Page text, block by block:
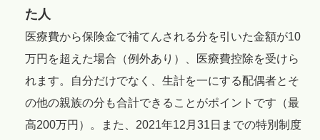
た人
医療費から保険金で補てんされる分を引いた金額が10
万円を超えた場合（例外あり）、医療費控除を受けら
れます。自分だけでなく、生計を一にする配偶者とそ
の他の親族の分も合計できることがポイントです（最
高200万円）。また、2021年12月31日までの特別制度